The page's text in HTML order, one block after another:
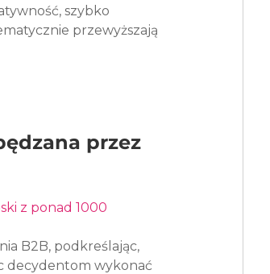
szybko
przewyższają
przez
z ponad 1000
B2B, podkreślając,
decydentom wykonać